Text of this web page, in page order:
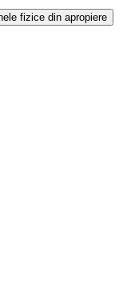
fizice din apropiere